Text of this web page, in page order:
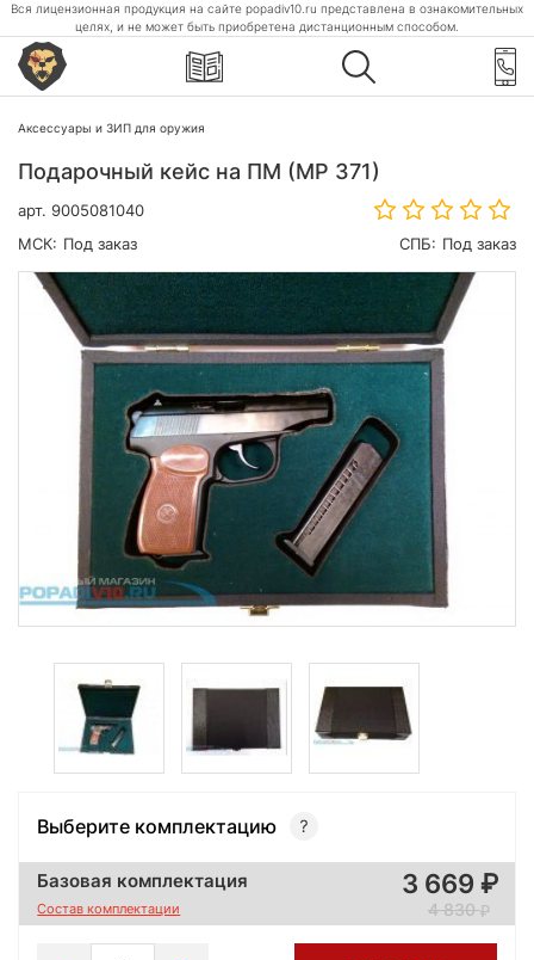
Вся лицензионная продукция на сайте popadiv10.ru представлена в ознакомительных
целях, и не может быть приобретена дистанционным способом.
Аксессуары и ЗИП для оружия
Подарочный кейс на ПМ (МР 371)
арт. 9005081040
МСК: Под заказ СПБ: Под заказ
Выберите комплектацию
Базовая комплектация
Состав комплектации
3 669
4 830